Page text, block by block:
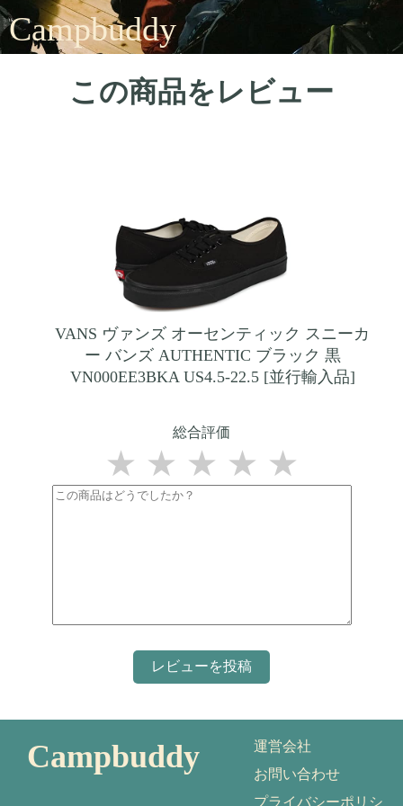
Campbuddy
この商品をレビュー
VANS ヴァンズ オーセンティック スニーカ
ー バンズ AUTHENTIC ブラック 黒
VN000EE3BKA US4.5-22.5 [並行輸入品]
総合評価
★
★
★
★
★
Campbuddy
運営会社
お問い合わせ
プライバシーポリシ